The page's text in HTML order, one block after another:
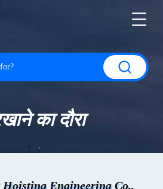
का दौरा
Hoisting Engineering Co.,